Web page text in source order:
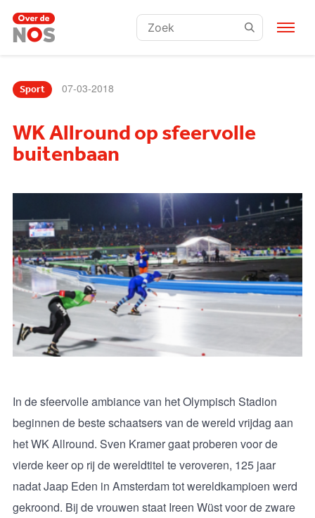
Zoeken:
Sport 07-03-2018
WK Allround op sfeervolle
buitenbaan
In de sfeervolle ambiance van het Olympisch Stadion
beginnen de beste schaatsers van de wereld vrijdag aan
het WK Allround. Sven Kramer gaat proberen voor de
vierde keer op rij de wereldtitel te veroveren, 125 jaar
nadat Jaap Eden in Amsterdam tot wereldkampioen werd
gekroond. Bij de vrouwen staat Ireen Wüst voor de zware